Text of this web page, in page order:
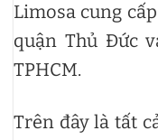
Limosa cung
quận Thủ Đức
TPHCM.
Trên đây là tất